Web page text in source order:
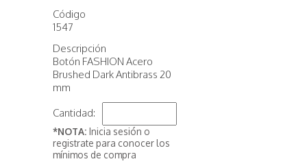
Código
1547
Descripción
Botón FASHION Acero
Brushed Dark Antibrass 20
mm
Cantidad:
*NOTA: Inicia sesión o
registrate para conocer los
mínimos de compra